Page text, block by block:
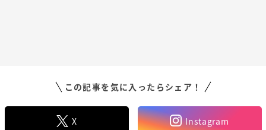
この記事を気に入ったらシェア！
X Instagram